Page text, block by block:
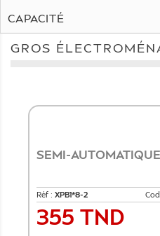
CAPACITÉ
GROS
SEMI-
Réf : XPB1*8-2
Prix
355 TND